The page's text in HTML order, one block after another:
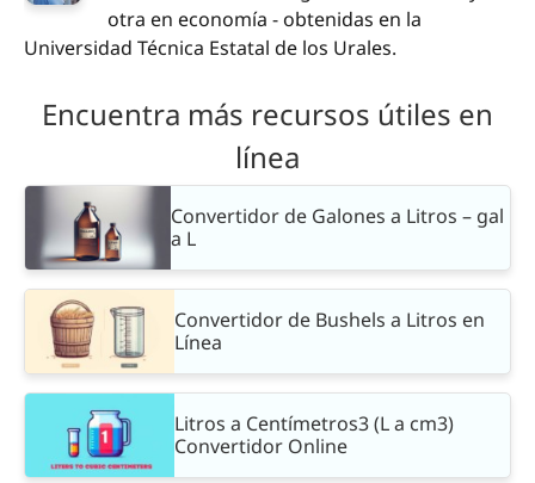
otra en economía - obtenidas en la
Universidad Técnica Estatal de los Urales.
Encuentra más recursos útiles en
línea
Convertidor de Galones a Litros – gal
a L
Convertidor de Bushels a Litros en
Línea
Litros a Centímetros3 (L a cm3)
Convertidor Online